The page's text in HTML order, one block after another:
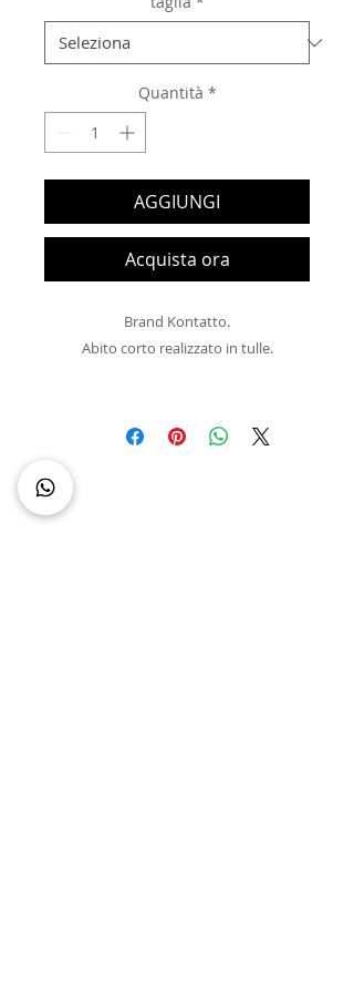
Quantità *
AGGIUNGI
Acquista ora
Brand Kontatto.
Abito corto realizzato in tulle.